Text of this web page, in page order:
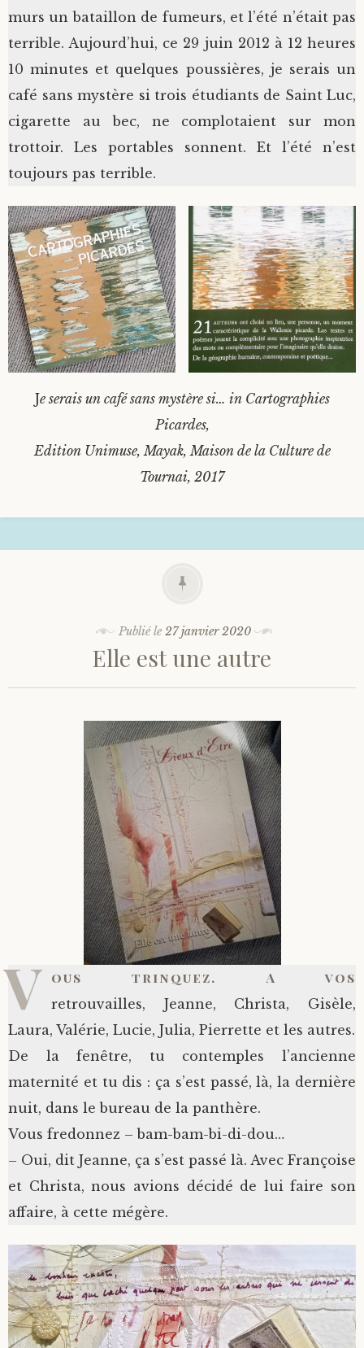
murs un bataillon de fumeurs, et l’été n’était pas
terrible. Aujourd’hui, ce 29 juin 2012 à 12 heures
10 minutes et quelques poussières, je serais un
café sans mystère si trois étudiants de Saint Luc,
cigarette au bec, ne complotaient sur mon
trottoir. Les portables sonnent. Et l’été n’est
toujours pas terrible.
Je serais un café sans mystère si… in Cartographies
Picardes,
Edition Unimuse, Mayak, Maison de la Culture de
Tournai, 2017
Publié le 27 janvier 2020
Elle est une autre
V ous trinquez. A vos
retrouvailles, Jeanne, Christa, Gisèle,
Laura, Valérie, Lucie, Julia, Pierrette et les autres.
De la fenêtre, tu contemples l’ancienne
maternité et tu dis : ça s’est passé, là, la dernière
nuit, dans le bureau de la panthère.
Vous fredonnez – bam-bam-bi-di-dou…
– Oui, dit Jeanne, ça s’est passé là. Avec Françoise
et Christa, nous avions décidé de lui faire son
affaire, à cette mégère.